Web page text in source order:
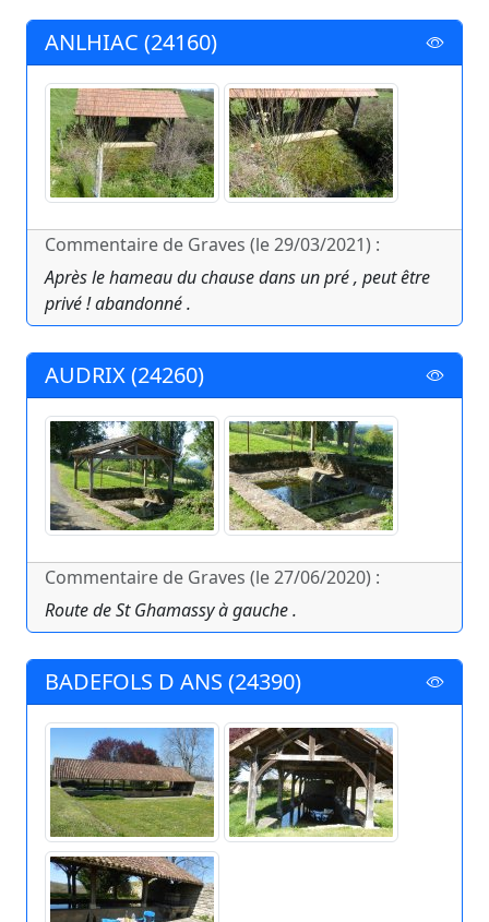
ANLHIAC (24160)
Commentaire de Graves (le 29/03/2021) :
Après le hameau du chause dans un pré , peut être
privé ! abandonné .
AUDRIX (24260)
Commentaire de Graves (le 27/06/2020) :
Route de St Ghamassy à gauche .
BADEFOLS D ANS (24390)